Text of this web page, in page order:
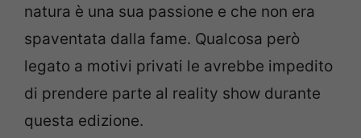
natura è una sua passione e che non era
spaventata dalla fame. Qualcosa però
legato a motivi privati le avrebbe impedito
di prendere parte al reality show durante
questa edizione.